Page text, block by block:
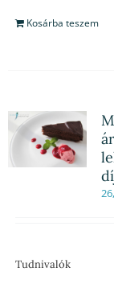
Kosárba teszem
Tudnivalók